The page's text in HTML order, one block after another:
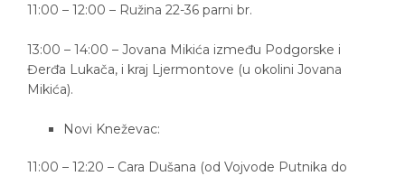
11:00 – 12:00 – Ružina 22-36 parni br.
13:00 – 14:00 – Jovana Mikića između Podgorske i
Đerđa Lukača, i kraj Ljermontove (u okolini Jovana
Mikića).
Novi Kneževac:
11:00 – 12:20 – Cara Dušana (od Vojvode Putnika do